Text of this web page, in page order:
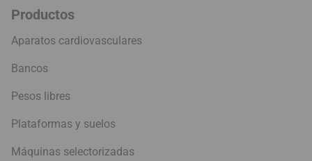
Productos
Aparatos cardiovasculares
Bancos
Pesos libres
Plataformas y suelos
Máquinas selectorizadas